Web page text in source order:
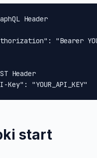
Header
"Bearer
Header
Key": "YOUR_API_KEY"
start